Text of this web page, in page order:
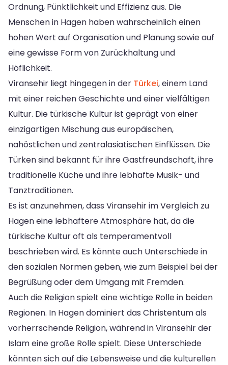
Ordnung, Pünktlichkeit und Effizienz aus. Die
Menschen in Hagen haben wahrscheinlich einen
hohen Wert auf Organisation und Planung sowie auf
eine gewisse Form von Zurückhaltung und
Höflichkeit.
Viransehir liegt hingegen in der Türkei, einem Land
mit einer reichen Geschichte und einer vielfältigen
Kultur. Die türkische Kultur ist geprägt von einer
einzigartigen Mischung aus europäischen,
nahöstlichen und zentralasiatischen Einflüssen. Die
Türken sind bekannt für ihre Gastfreundschaft, ihre
traditionelle Küche und ihre lebhafte Musik- und
Tanztraditionen.
Es ist anzunehmen, dass Viransehir im Vergleich zu
Hagen eine lebhaftere Atmosphäre hat, da die
türkische Kultur oft als temperamentvoll
beschrieben wird. Es könnte auch Unterschiede in
den sozialen Normen geben, wie zum Beispiel bei der
Begrüßung oder dem Umgang mit Fremden.
Auch die Religion spielt eine wichtige Rolle in beiden
Regionen. In Hagen dominiert das Christentum als
vorherrschende Religion, während in Viransehir der
Islam eine große Rolle spielt. Diese Unterschiede
könnten sich auf die Lebensweise und die kulturellen